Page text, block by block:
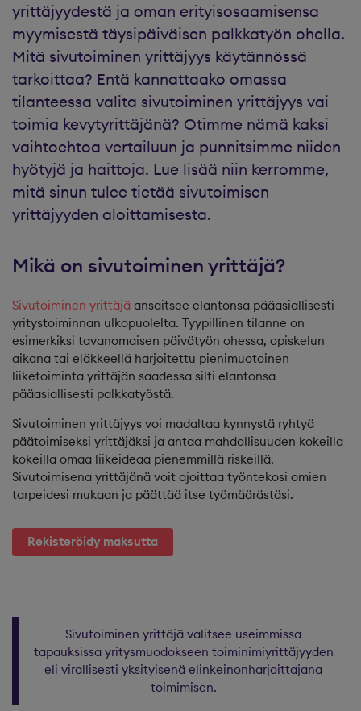
yrittäjyydestä ja oman erityisosaamisensa
myymisestä täysipäiväisen palkkatyön ohella.
Mitä sivutoiminen yrittäjyys käytännössä
tarkoittaa? Entä kannattaako omassa
tilanteessa valita sivutoiminen yrittäjyys vai
toimia kevytyrittäjänä? Otimme nämä kaksi
vaihtoehtoa vertailuun ja punnitsimme niiden
hyötyjä ja haittoja. Lue lisää niin kerromme,
mitä sinun tulee tietää sivutoimisen
yrittäjyyden aloittamisesta.
Mikä on sivutoiminen yrittäjä?
Sivutoiminen yrittäjä ansaitsee elantonsa pääasiallisesti
yritystoiminnan ulkopuolelta. Tyypillinen tilanne on
esimerkiksi tavanomaisen päivätyön ohessa, opiskelun
aikana tai eläkkeellä harjoitettu pienimuotoinen
liiketoiminta yrittäjän saadessa silti elantonsa
pääasiallisesti palkkatyöstä.
Sivutoiminen yrittäjyys voi madaltaa kynnystä ryhtyä
päätoimiseksi yrittäjäksi ja antaa mahdollisuuden kokeilla
kokeilla omaa liikeideaa pienemmillä riskeillä.
Sivutoimisena yrittäjänä voit ajoittaa työntekosi omien
tarpeidesi mukaan ja päättää itse työmäärästäsi.
Rekisteröidy maksutta
Sivutoiminen yrittäjä valitsee useimmissa
tapauksissa yritysmuodokseen toiminimiyrittäjyyden
eli virallisesti yksityisenä elinkeinonharjoittajana
toimimisen.